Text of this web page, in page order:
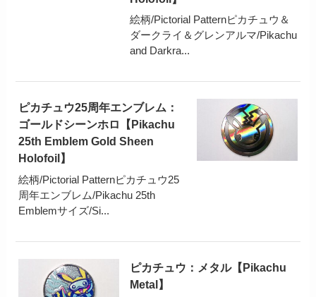
絵柄/Pictorial Patternピカチュウ＆
ダークライ＆グレンアルマ/Pikachu
and Darkra...
ピカチュウ25周年エンブレム：
ゴールドシーンホロ【Pikachu
25th Emblem Gold Sheen
Holofoil】
絵柄/Pictorial Patternピカチュウ25
周年エンブレム/Pikachu 25th
Emblemサイズ/Si...
ピカチュウ：メタル【Pikachu
Metal】